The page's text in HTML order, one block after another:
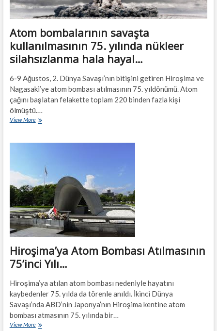
Atom bombalarının savaşta
kullanılmasının 75. yılında nükleer
silahsızlanma hala hayal…
6-9 Ağustos, 2. Dünya Savaşı’nın bitişini getiren Hiroşima ve
Nagasaki’ye atom bombası atılmasının 75. yıldönümü. Atom
çağını başlatan felakette toplam 220 binden fazla kişi
ölmüştü.…
View MoreAtom
kullanılmasının
nükleer
silahsızlanma
hala
hayal…
Hiroşima’ya Atom Bombası Atılmasının
75’inci Yılı…
Hiroşima’ya atılan atom bombası nedeniyle hayatını
kaybedenler 75. yılda da törenle anıldı. İkinci Dünya
Savaşı’nda ABD’nin Japonya’nın Hiroşima kentine atom
bombası atmasının 75. yılında bir…
View MoreHiroşima’ya